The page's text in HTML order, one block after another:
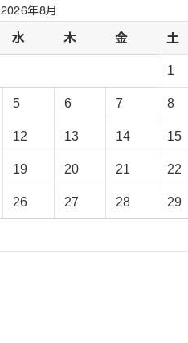
2026年8月
水 木 金 土
1
5 6 7 8
12 13 14 15
19 20 21 22
26 27 28 29